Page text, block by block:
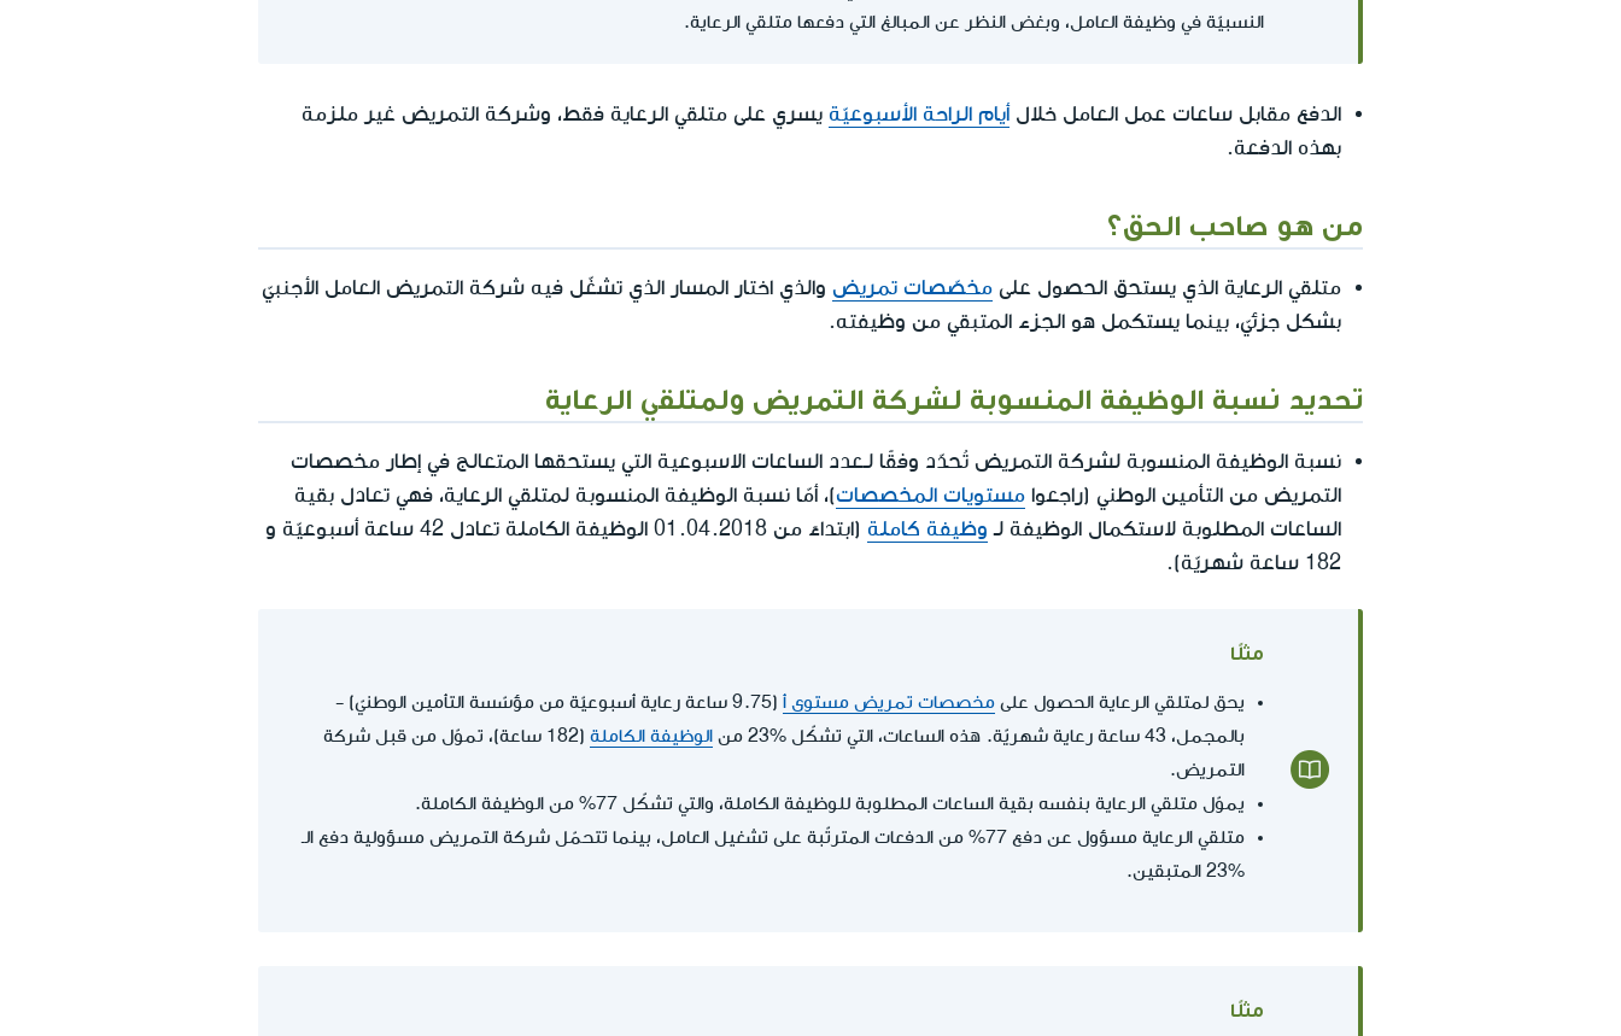
النسبيّة في وظيفة العامل، وبغض النظر عن المبالغ التي دفعها متلقي الرعاية.
الدفع مقابل ساعات عمل العامل خلالأيام الراحة الأسبوعيّة يسري على متلقي الرعاية فقط، وشركة التمريض غير ملزمة
بهذه الدفعة.
من هو صاحب الحق؟
متلقي الرعاية الذي يستحق الحصول على مخصّصات تمريض والذي اختار المسار الذي تشغّل فيه شركة التمريض العامل الأجنبيّ
بشكل جزئيّ، بينما يستكمل هو الجزء المتبقي من وظيفته.
تحديد نسبة الوظيفة المنسوبة لشركة التمريض ولمتلقي الرعاية
نسبة الوظيفة المنسوبة لشركة التمريض تُحدّد وفقًا لـعدد الساعات الاسبوعية التي يستحقها المتعالج في إطار مخصصات
التمريض من التأمين الوطني (راجعوا مستويات المخصصات)، أمّا نسبة الوظيفة المنسوبة لمتلقي الرعاية، فهي تعادل بقية
الساعات المطلوبة لاستكمال الوظيفة لـ وظيفة كاملة
(ابتداءً من 01.04.2018 الوظيفة الكاملة تعادل 42 ساعة أسبوعيّة و
182 ساعة شهريّة).
مثلًا
يحق لمتلقي الرعاية الحصول على مخصصات تمريض مستوى أ
(9.75 ساعة رعاية أسبوعيّة من مؤسّسة التأمين الوطنيّ) -
بالمجمل، 43 ساعة رعاية شهريّة. هذه الساعات، التي تشكّل %23 من
الوظيفة الكاملة
(182 ساعة)، تموّل من قبل شركة
التمريض.
يموّل متلقي الرعاية بنفسه بقية الساعات المطلوبة للوظيفة الكاملة، والتي تشكّل 77% من الوظيفة الكاملة.
متلقي الرعاية مسؤول عن دفع 77% من الدفعات المترتّبة على تشغيل العامل، بينما تتحمّل شركة التمريض مسؤولية دفع الـ
%23 المتبقين.
مثلًا